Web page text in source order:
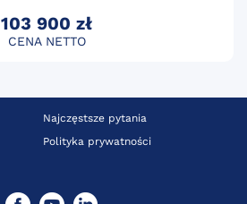
103 900 zł
CENA NETTO
Najczęstsze pytania
Polityka prywatności